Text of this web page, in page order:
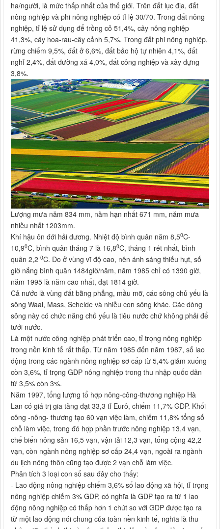
ha/người, là mức thấp nhất của thế giới. Trên đất lục địa, đất
nông nghiệp và phi nông nghiệp có tỉ lệ 30/70. Trong đất nông
nghiệp, tỉ lệ sử dụng để trồng cỏ 51,4%, cây nông nghiệp
41,3%, cây hoa-rau-cây cảnh 5,7%. Trong đất phi nông nghiệp,
rừng chiếm 9,5%, đất ở 6,6%, đất bảo hộ tự nhiên 4,1%, đất
nghỉ 2,4%, đất đường xá 4,0%, đất công nghiệp và xây dựng
3,8%.
Lượng mưa năm 834 mm, năm hạn nhất 671 mm, năm mưa
nhiều nhất 1203mm.
Khí hậu ôn đới hải dương. Nhiệt độ bình quân năm 8,50C-
10,90C, bình quân tháng 7 là 16,80C, tháng 1 rét nhất, bình
quân 2,2 0C. Do ở vùng vĩ độ cao, nên ánh sáng thiếu hụt, số
giờ nắng bình quân 1484giờ/năm, năm 1985 chỉ có 1390 giờ,
năm 1995 là năm cao nhất, đạt 1814 giờ.
Cả nước là vùng đất bằng phẳng, mầu mỡ, các sông chủ yếu là
sông Waal, Mass, Schelde và nhiều con sông khác. Các dòng
sông này có chức năng chủ yếu là tiêu nước chứ không phải để
tưới nước.
Là một nước công nghiệp phát triển cao, tỉ trọng nông nghiệp
trong nền kinh tế rất thấp. Từ năm 1985 đến năm 1987, số lao
động trong các ngành nông nghiệp sơ cấp từ 5,4% giảm xuống
còn 3,6%, tỉ trọng GDP nông nghiệp trong thu nhập quốc dân
từ 3,5% còn 3%.
Năm 1997, tổng lượng tổ hợp nông-công-thương nghiệp Hà
Lan có giá trị gia tăng đạt 33,3 tỉ Eurô, chiếm 11,7% GDP. Khối
công -nông- thương tạo 60 vạn việc làm, chiếm 11,8% tổng số
chỗ làm việc, trong đó hợp phần trước nông nghiệp 13,4 vạn,
chế biến nông sản 16,5 vạn, vận tải 12,3 vạn, tổng cộng 42,2
vạn, còn ngành nông nghiệp sơ cấp 24,4 vạn, ngoài ra ngành
du lịch nông thôn cũng tạo được 2 vạn chỗ làm việc.
Phân tích 3 loại con số sau đây cho thấy:
- Lao động nông nghiệp chiếm 3,6% số lao động xã hội, tỉ trọng
nông nghiệp chiếm 3% GDP, có nghĩa là GDP tạo ra từ 1 lao
động nông nghiệp có thấp hơn 1 chút so với GDP được tạo ra
từ một lao động nói chung của toàn nền kinh tế, nghĩa là thu